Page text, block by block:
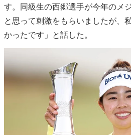
す。同級生の西郷選手が今年のメ
と思って刺激をもらいましたが、
かったです」と話した。